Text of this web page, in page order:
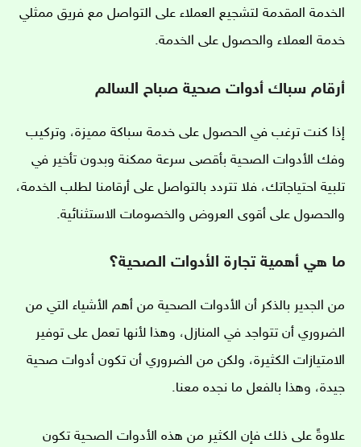
الخدمة المقدمة لتشجيع العملاء على التواصل مع فريق ممثلي
خدمة العملاء والحصول على الخدمة.
أرقام سباك أدوات صحية صباح السالم
إذا كنت ترغب في الحصول على خدمة سباكة مميزة، وتركيب
وفك الأدوات الصحية بأقصى سرعة ممكنة وبدون تأخير في
تلبية احتياجاتك، فلا تتردد بالتواصل على أرقامنا لطلب الخدمة،
والحصول على أقوى العروض والخصومات الاستثنائية.
ما هي أهمية تجارة الأدوات الصحية؟
من الجدير بالذكر أن الأدوات الصحية من أهم الأشياء التي من
الضروري أن تتواجد في المنازل، وهذا لأنها تعمل على توفير
الامتيازات الكثيرة، ولكن من الضروري أن تكون أدوات صحية
جيدة، وهذا بالفعل ما نجده معنا.
علاوةً على ذلك فإن الكثير من هذه الأدوات الصحية تكون